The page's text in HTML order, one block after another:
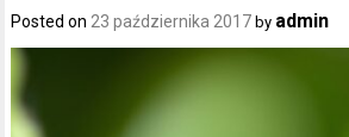
Posted on23 października 2017 by admin